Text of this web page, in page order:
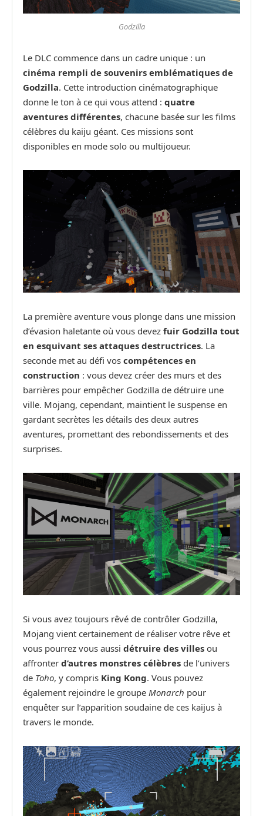
Godzilla
Le DLC commence dans un cadre unique : un
cinéma rempli de souvenirs emblématiques de
Godzilla. Cette introduction cinématographique
donne le ton à ce qui vous attend : quatre
aventures différentes, chacune basée sur les films
célèbres du kaiju géant. Ces missions sont
disponibles en mode solo ou multijoueur.
La première aventure vous plonge dans une mission
d’évasion haletante où vous devez fuir Godzilla tout
en esquivant ses attaques destructrices. La
seconde met au défi vos compétences en
construction : vous devez créer des murs et des
barrières pour empêcher Godzilla de détruire une
ville. Mojang, cependant, maintient le suspense en
gardant secrètes les détails des deux autres
aventures, promettant des rebondissements et des
surprises.
Si vous avez toujours rêvé de contrôler Godzilla,
Mojang vient certainement de réaliser votre rêve et
vous pourrez vous aussi détruire des villes ou
affronter d’autres monstres célèbres de l’univers
de Toho, y compris King Kong. Vous pouvez
également rejoindre le groupe Monarch pour
enquêter sur l’apparition soudaine de ces kaijus à
travers le monde.